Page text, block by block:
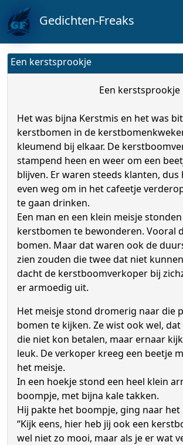
Gedichten-Freaks
Een kerstsprookje
Een kerstsprookje
Het was bijna Kerstmis en het was
kerstbomen in de
kleumend bij elkaar. De
stampend heen en weer om een
blijven. Er waren steeds klanten,
even weg om in het cafeetje
te gaan drinken.
Een man en een klein meisje
kerstbomen te bewonderen. Vooral
bomen. Maar dat waren ook de
zien zouden die twee dat niet
dacht de kerstboomverkoper bij
er armoedig uit.
Het meisje stond dromerig naar die
bomen te kijken. Ze wist ook wel,
die niet kon betalen, maar ernaar
leuk. De verkoper kreeg een beetje
het meisje.
In een hoekje stond een heel klein
boompje, met bijna kale takken.
Hij pakte het boompje, ging naar het
“Kijk eens, hier heb jij ook een
wel niet zo mooi, maar als je er wat